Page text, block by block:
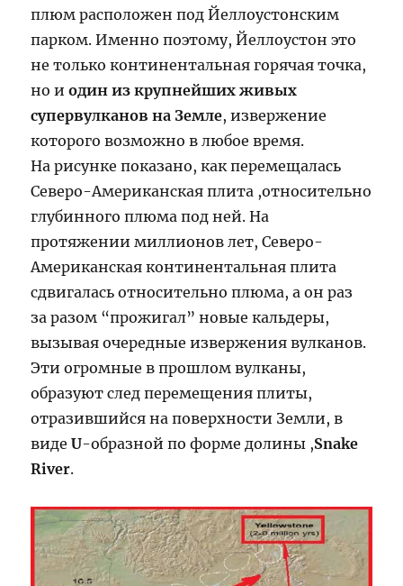
плюм расположен под Йеллоустонским
парком. Именно поэтому, Йеллоустон это
не только континентальная горячая точка,
но иодин из крупнейших живых
супервулканов на Земле, извержение
которого возможно в любое время.
На рисунке показано, как перемещалась
Северо-Американская плита ,относительно
глубинного плюма под ней. На
протяжении миллионов лет, Северо-
Американская континентальная плита
сдвигалась относительно плюма, а он раз
за разом “прожигал” новые кальдеры,
вызывая очередные извержения вулканов.
Эти огромные в прошлом вулканы,
образуют след перемещения плиты,
отразившийся на поверхности Земли, в
видеU-образной по форме долины ,Snake
River.